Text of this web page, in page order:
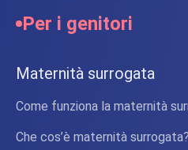
Per i genitori
Maternità surrogata
Come funziona la maternità
Che cos’è maternità surrogata?